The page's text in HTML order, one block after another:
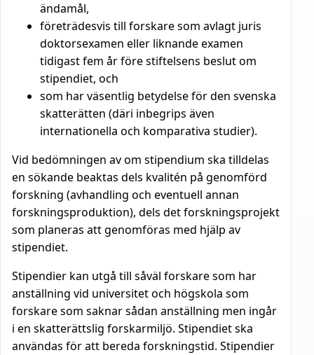
ändamål,
företrädesvis till forskare som avlagt juris
doktorsexamen eller liknande examen
tidigast fem år före stiftelsens beslut om
stipendiet, och
som har väsentlig betydelse för den svenska
skatterätten (däri inbegrips även
internationella och komparativa studier).
Vid bedömningen av om stipendium ska tilldelas
en sökande beaktas dels kvalitén på genomförd
forskning (avhandling och eventuell annan
forskningsproduktion), dels det forskningsprojekt
som planeras att genomföras med hjälp av
stipendiet.
Stipendier kan utgå till såväl forskare som har
anställning vid universitet och högskola som
forskare som saknar sådan anställning men ingår
i en skatterättslig forskarmiljö. Stipendiet ska
användas för att bereda forskningstid. Stipendier